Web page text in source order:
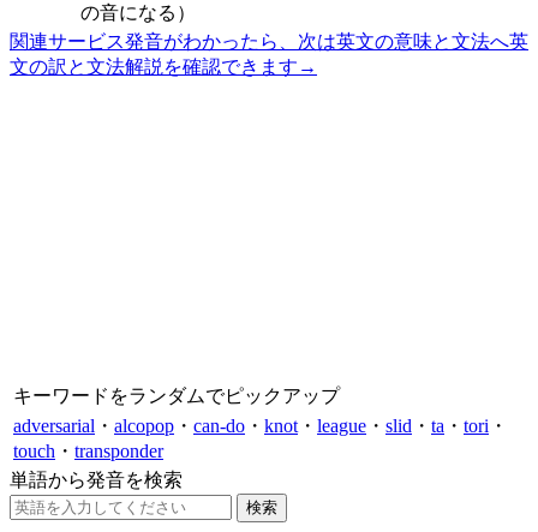
の音になる）
関連サービス発音がわかったら、次は英文の意味と文法へ英
文の訳と文法解説を確認できます →
キーワードをランダムでピックアップ
adversarial ・ alcopop ・ can-do ・ knot ・ league ・ slid ・ ta ・ tori ・
touch ・ transponder
単語から発音を検索